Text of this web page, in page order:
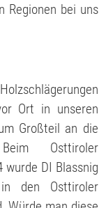
Regionen bei uns
Ort in unseren
Großteil an die
Osttiroler
wurde DI Blassnig
den Osttiroler